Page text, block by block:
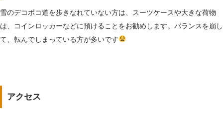
雪のデコボコ道を歩きなれていない方は、スーツケースや大きな荷物
は、コインロッカーなどに預けることをお勧めします。バランスを崩し
て、転んでしまっている方が多いです
アクセス